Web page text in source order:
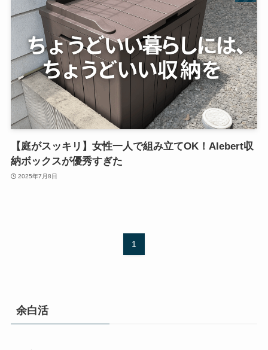
【庭がスッキリ】女性一人で組み立てOK！Alebert収
納ボックスが優秀すぎた
2025年7月8日
1
余白活